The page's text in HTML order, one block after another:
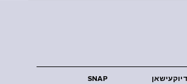
SNAP